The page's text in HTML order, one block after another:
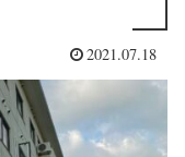
2021.07.18